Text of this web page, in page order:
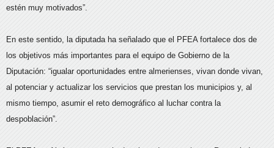
estén muy motivados”.
En este sentido, la diputada ha señalado que el PFEA fortalece dos de
los objetivos más importantes para el equipo de Gobierno de la
Diputación: “igualar oportunidades entre almerienses, vivan donde vivan,
al potenciar y actualizar los servicios que prestan los municipios y, al
mismo tiempo, asumir el reto demográfico al luchar contra la
despoblación”.